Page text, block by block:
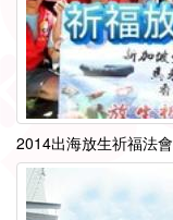
2014出海放生祈福法會